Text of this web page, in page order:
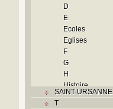
D
E
Ecoles
Eglises
F
G
H
Histoire
I
SAINT-URSANNE
T